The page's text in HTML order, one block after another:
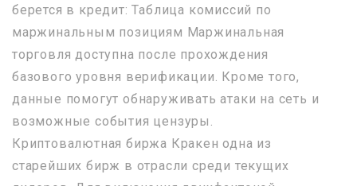
берется в кредит: Таблица комиссий по
маржинальным позициям Маржинальная
торговля доступна после прохождения
базового уровня верификации. Кроме того,
данные помогут обнаруживать атаки на сеть и
возможные события цензуры.
Криптовалютная биржа Кракен одна из
старейших бирж в отрасли среди текущих